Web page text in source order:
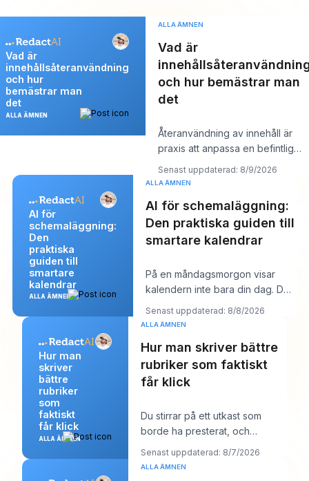
Vad är
innehållsåteranvändning
och hur
bemästrar man
det
ALLA ÄMNEN
ALLA ÄMNEN
Vad är
och hur bemästrar man
det
Återanvändning av innehåll är
praxis att anpassa en befintlig
tillgång till flera
Senast uppdaterad: 8/9/2026
AI för
schemaläggning:
Den
praktiska
guiden till
smartare
kalendrar
ALLA ÄMNEN
ALLA ÄMNEN
AI för schemaläggning:
Den praktiska guiden till
smartare kalendrar
På en måndagsmorgon visar
kalendern inte bara din dag. Den
börjar förhandla med den. Du har
en kund
Senast uppdaterad: 8/8/2026
Hur man
skriver
bättre
rubriker
som
faktiskt
får klick
ALLA ÄMNEN
ALLA ÄMNEN
Hur man skriver bättre
rubriker som faktiskt
får klick
Du stirrar på ett utkast som
borde ha presterat, och
rubriken är förmodligen det
första du misstänke
Senast uppdaterad: 8/7/2026
ALLA ÄMNEN